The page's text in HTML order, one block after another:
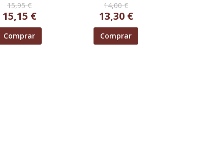
15,95 €
15,15 €
Comprar
14,00 €
13,30 €
Comprar